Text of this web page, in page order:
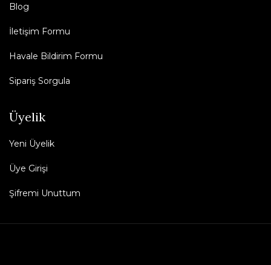
Blog
İletişim Formu
Havale Bildirim Formu
Sipariş Sorgula
Üyelik
Yeni Üyelik
Üye Girişi
Şifremi Unuttum